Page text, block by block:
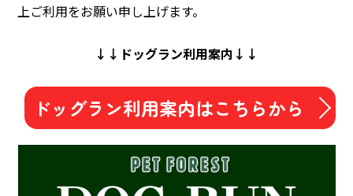
上ご利用をお願い申し上げます。
↓↓ドッグラン利用案内↓↓
ドッグラン利用案内はこちらから